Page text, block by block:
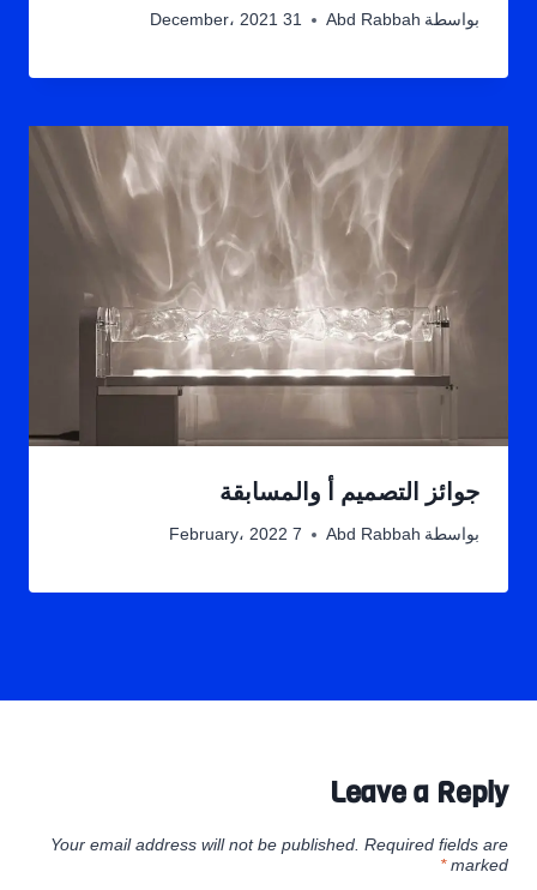
بواسطة Abd Rabbah 31 December، 2021
جوائز التصميم أ والمسابقة
بواسطة Abd Rabbah 7 February، 2022
Leave a Reply
Your email address will not be published. Required fields are
marked
*